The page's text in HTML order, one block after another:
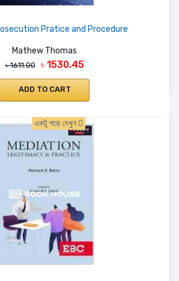
Pratice and Procedure
Mathew Thomas
৳ 1611.00 ৳ 1530.45
ADD TO CART
একটু পড়ে দেখুন